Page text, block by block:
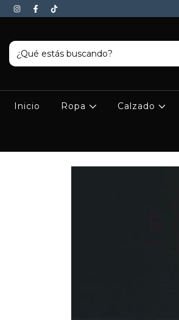
Inicio Ropa Calzado